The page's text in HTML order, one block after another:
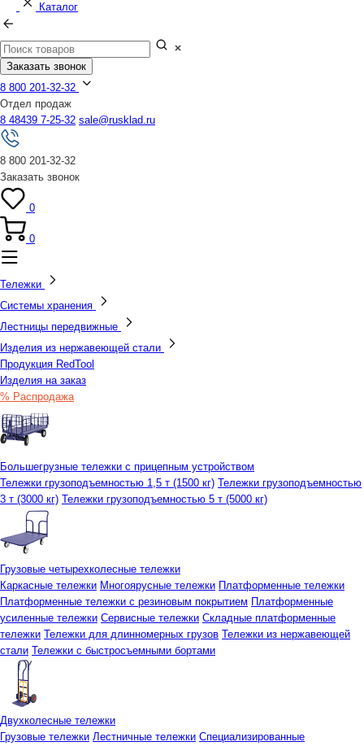
Каталог
Заказать звонок
8 800 201-32-32
Отдел продаж
8 48439 7-25-32 sale@rusklad.ru
8 800 201-32-32
Заказать звонок
0
0
Тележки
Системы хранения
Лестницы передвижные
Изделия из нержавеющей стали
Продукция RedTool
Изделия на заказ
% Распродажа
Большегрузные тележки с прицепным устройством
Тележки грузоподъемностью 1,5 т (1500 кг) Тележки грузоподъемностью
3 т (3000 кг) Тележки грузоподъемностью 5 т (5000 кг)
Грузовые четырехколесные тележки
Каркасные тележки Многоярусные тележки Платформенные тележки
Платформенные тележки с резиновым покрытием Платформенные
усиленные тележки Сервисные тележки Складные платформенные
тележки Тележки для длинномерных грузов Тележки из нержавеющей
стали Тележки с быстросъемными бортами
Двухколесные тележки
Грузовые тележки Лестничные тележки Специализированные